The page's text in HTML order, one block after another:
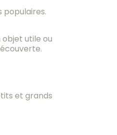
populaires.
utile ou
et grands